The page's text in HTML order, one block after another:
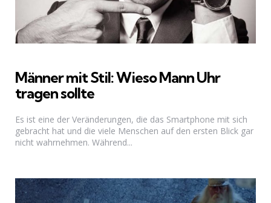
Männer mit Stil: Wieso Mann Uhr
tragen sollte
Es ist eine der Veränderungen, die das Smartphone mit sich
gebracht hat und die viele Menschen auf den ersten Blick gar
nicht wahrnehmen. Während...